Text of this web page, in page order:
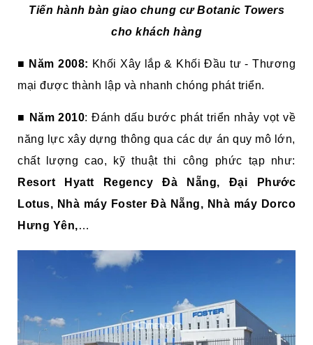
Tiến hành bàn giao chung cư Botanic Towers
cho khách hàng
■ Năm 2008: Khối Xây lắp & Khối Đầu tư - Thương
mại được thành lập và nhanh chóng phát triển.
■ Năm 2010: Đánh dấu bước phát triển nhảy vọt về
năng lực xây dựng thông qua các dự án quy mô lớn,
chất lượng cao, kỹ thuật thi công phức tạp như:
Resort Hyatt Regency Đà Nẵng, Đại Phước
Lotus, Nhà máy Foster Đà Nẵng, Nhà máy Dorco
Hưng Yên,…